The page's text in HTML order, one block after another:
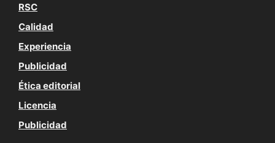
RSC
Calidad
Experiencia
Publicidad
Ética editorial
Licencia
Publicidad